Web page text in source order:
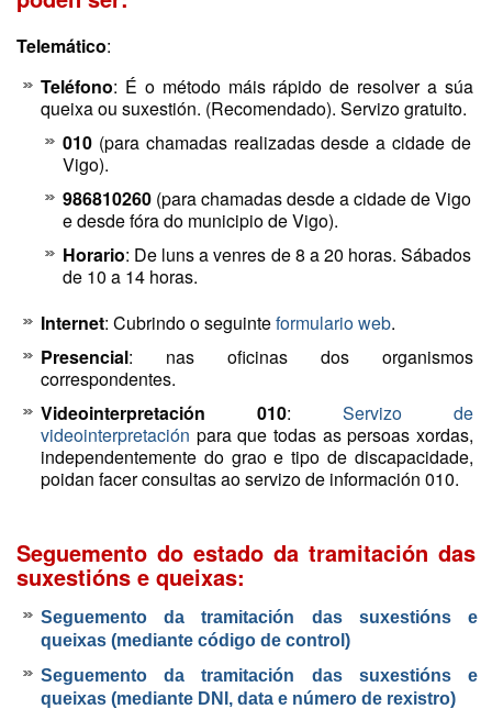
Telemático:
Teléfono: É o método máis rápido de resolver a súa
queixa ou suxestión. (Recomendado). Servizo gratuito.
010 (para chamadas realizadas desde a cidade de
Vigo).
986810260 (para chamadas desde a cidade de Vigo
e desde fóra do municipio de Vigo).
Horario: De luns a venres de 8 a 20 horas. Sábados
de 10 a 14 horas.
Internet: Cubrindo o seguinteformulario web.
Presencial: nas oficinas dos organismos
correspondentes.
Videointerpretación 010: Servizo de
videointerpretación para que todas as persoas xordas,
independentemente do grao e tipo de discapacidade,
poidan facer consultas ao servizo de información 010.
Seguemento do estado da tramitación das
suxestións e queixas:
Seguemento da tramitación das suxestións e
queixas (mediante código de control)
Seguemento da tramitación das suxestións e
queixas (mediante DNI, data e número de rexistro)